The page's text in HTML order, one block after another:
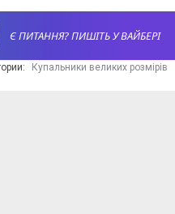
Є ПИТАННЯ? ПИШІТЬ У ВАЙБЕРІ
Купальники великих розмірів